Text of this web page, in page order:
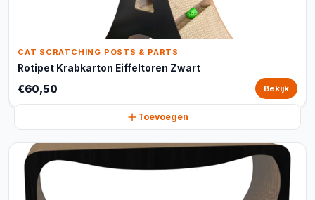
CAT SCRATCHING POSTS & PARTS
Rotipet Krabkarton Eiffeltoren Zwart
€60,50 Bekijk
Toevoegen